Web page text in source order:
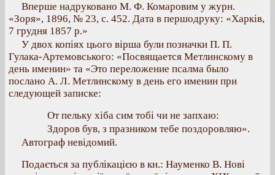
Вперше надруковано М. Ф. Комаровим у журн.
«Зоря», 1896, № 23, с. 452. Дата в першодруку: «Харків,
7 грудня 1857 р.»
У двох копіях цього вірша були позначки П. П.
Гулака-Артемовського: «Посвящается Метлинскому в
день именин» та «Это переложение псалма было
послано А. Л. Метлинскому в день его именин при
следующей записке:
От пельку хіба сим тобі чи не запхаю:
Здоров був, з празником тебе поздоровляю».
Автограф невідомий.
Подається за публікацією в кн.: Науменко В. Нові